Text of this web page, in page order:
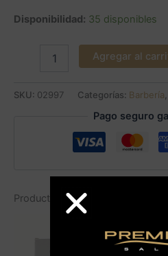
Disponibilidad: 35 disponibles
Agregar al
SKU: 02997 Categorías: Barbería
Pago seguro
Productos relacionados